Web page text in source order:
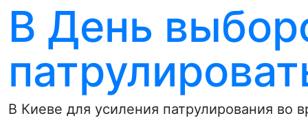
В День
В Киеве для усиления патрулирования во